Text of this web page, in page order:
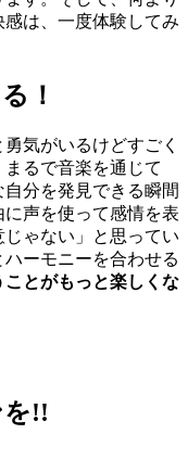
は、一度体験してみ
！
気がいるけどすごく
るで音楽を通じて
自分を発見できる瞬間
声を使って感情を表
ゃない」と思ってい
ーモニーを合わせる
とがもっと楽しくな
!!